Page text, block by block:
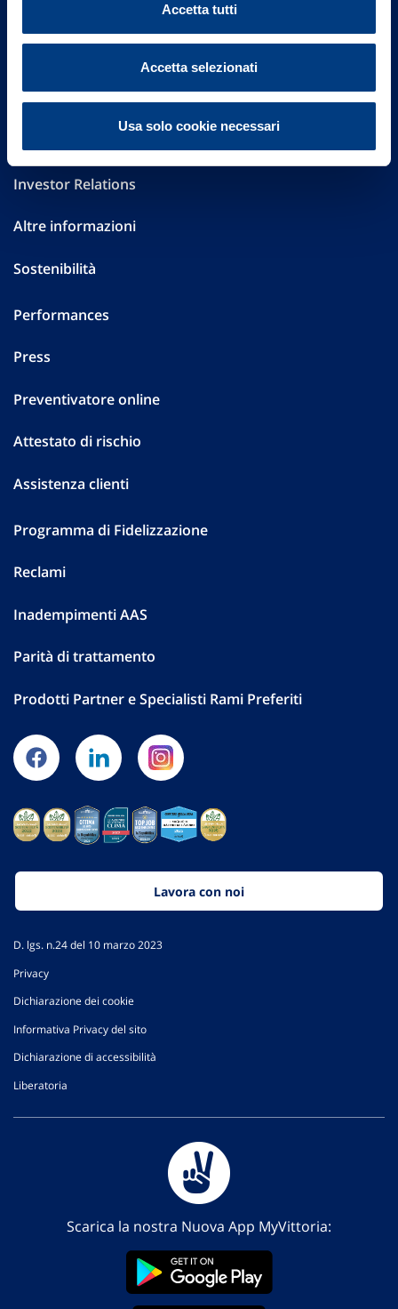
Accetta tutti
Accetta selezionati
Usa solo cookie necessari
20149 Milano
FAQ
Investor Relations
Altre informazioni
Sostenibilità
Performances
Press
Preventivatore online
Attestato di rischio
Assistenza clienti
Programma di Fidelizzazione
Reclami
Inadempimenti AAS
Parità di trattamento
Prodotti Partner e Specialisti Rami Preferiti
Lavora con noi
D. lgs. n.24 del 10 marzo 2023
Privacy
Dichiarazione dei cookie
Informativa Privacy del sito
Dichiarazione di accessibilità
Liberatoria
Scarica la nostra Nuova App MyVittoria: